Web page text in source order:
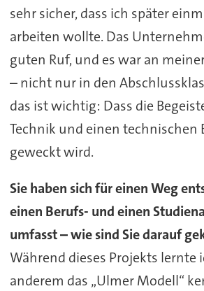
sehr sicher, dass ich später
arbeiten wollte. Das
guten Ruf, und es war an
– nicht nur in den
das ist wichtig: Dass die
Technik und einen technischen
geweckt wird.
Sie haben sich für einen Weg
einen Berufs- und einen
umfasst – wie sind Sie darauf
Während dieses Projekts lernte
anderem das „Ulmer Modell“